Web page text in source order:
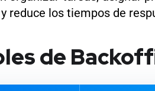
reduce los tiempos de
de